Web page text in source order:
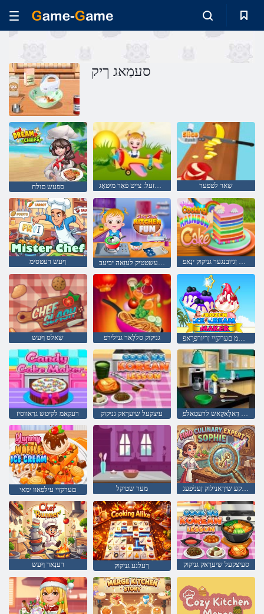
סעמַאג ךיק
ספעש םולח בעיבי האַזעל: צייט פֿאַר מיטאָג שַאר לטפער
ףעש רעטסימ לקיטש ןגיובנגער גניקוק ינָאּפ
שַאלס ףעש גניקוק סללָאר גנילירפ רעקַאמ םערקזַיי ןריורפרַאפ
רעקַאמ לקיטש גרַאווסיז עיצקעל שִיערָאק גניקוק ַאמע טימ גניקוק :לקיטש דַאלָאקָאש לרעטַאלפ
םערקזַיי עילפַאוו ימַאי מער שטיקל עיפָאס טרעּפסקע שירַאנילוק ןעניֿפעג
רענַאר ףעש ךעלנע גניקוק סעיצקעל שִיערָאק גניקוק